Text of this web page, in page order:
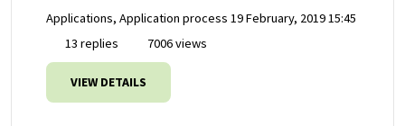
Applications, Application process 19 February, 2019 15:45
13 replies
7006 views
VIEW DETAILS